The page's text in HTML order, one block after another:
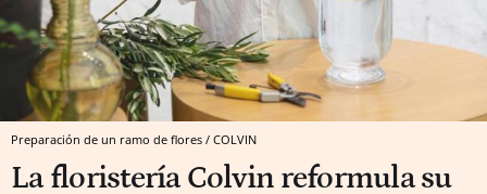
Preparación de un ramo de flores / COLVIN
La floristería Colvin reformula su